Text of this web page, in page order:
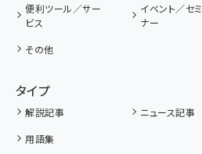
便利ツール／サー
ビス
イベント／セミ
ナー
その他
タイプ
解説記事 ニュース記事
用語集